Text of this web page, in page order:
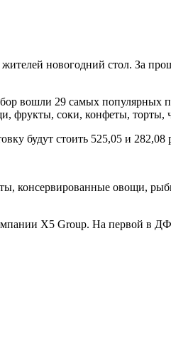
новогодний стол. За
вошли 29 самых популярных
соки, конфеты, торты,
будут стоить 525,05 и 282,08
консервированные овощи,
X5 Group. На первой в